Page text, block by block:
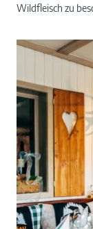
Wildfleisch zu